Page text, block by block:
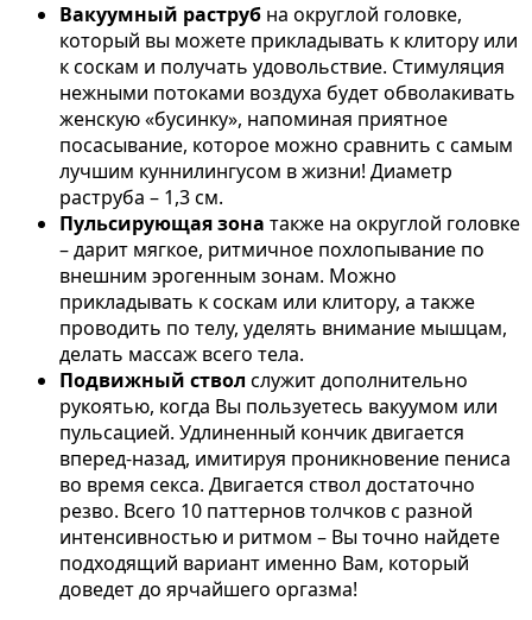
Вакуумный раструб на округлой головке,
который вы можете прикладывать к клитору или
к соскам и получать удовольствие. Стимуляция
нежными потоками воздуха будет обволакивать
женскую «бусинку», напоминая приятное
посасывание, которое можно сравнить с самым
лучшим куннилингусом в жизни! Диаметр
раструба – 1,3 см.
Пульсирующая зона также на округлой головке
– дарит мягкое, ритмичное похлопывание по
внешним эрогенным зонам. Можно
прикладывать к соскам или клитору, а также
проводить по телу, уделять внимание мышцам,
делать массаж всего тела.
Подвижный ствол служит дополнительно
рукоятью, когда Вы пользуетесь вакуумом или
пульсацией. Удлиненный кончик двигается
вперед-назад, имитируя проникновение пениса
во время секса. Двигается ствол достаточно
резво. Всего 10 паттернов толчков с разной
интенсивностью и ритмом – Вы точно найдете
подходящий вариант именно Вам, который
доведет до ярчайшего оргазма!